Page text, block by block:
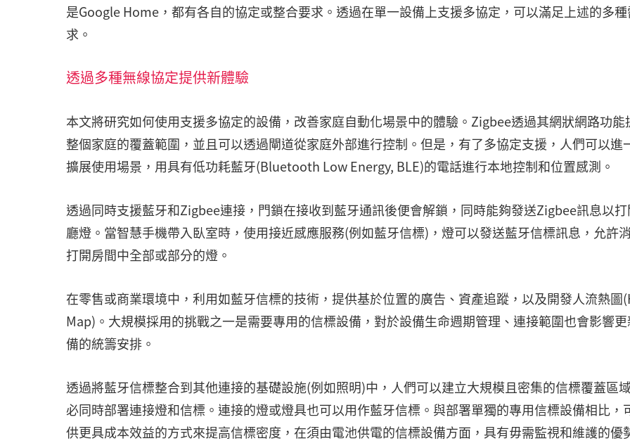
是Google Home，都有各自的協定或整合要求。透過在單一設備上支援多協定，可以滿足上述的多種
求。
透過多種無線協定提供新體驗
本文將研究如何使用支援多協定的設備，改善家庭自動化場景中的體驗。Zigbee透過其網狀網路功能
整個家庭的覆蓋範圍，並且可以透過閘道從家庭外部進行控制。但是，有了多協定支援，人們可以進
擴展使用場景，用具有低功耗藍牙(Bluetooth Low Energy, BLE)的電話進行本地控制和位置感測。
透過同時支援藍牙和Zigbee連接，門鎖在接收到藍牙通訊後便會解鎖，同時能夠發送Zigbee訊息以
廳燈。當智慧手機帶入臥室時，使用接近感應服務(例如藍牙信標)，燈可以發送藍牙信標訊息，允許
打開房間中全部或部分的燈。
在零售或商業環境中，利用如藍牙信標的技術，提供基於位置的廣告、資產追蹤，以及開發人流熱圖
Map)。大規模採用的挑戰之一是需要專用的信標設備，對於設備生命週期管理、連接範圍也會影響
備的統籌安排。
透過將藍牙信標整合到其他連接的基礎設施(例如照明)中，人們可以建立大規模且密集的信標覆蓋區
必同時部署連接燈和信標。連接的燈或燈具也可以用作藍牙信標。與部署單獨的專用信標設備相比，
供更具成本效益的方式來提高信標密度，在須由電池供電的信標設備方面，具有毋需監視和維護的優